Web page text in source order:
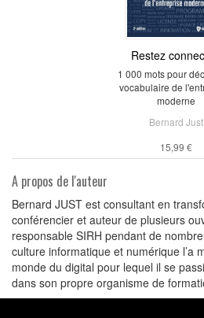
Restez
1 000 mots pour
vocabulaire de
moderne
Bernard Just
15,99 €
A propos de l'auteur
Bernard JUST est consultant en
conférencier et auteur de plusieurs
responsable SIRH pendant de
culture informatique et numérique l’a
monde du digital pour lequel il se
dans son propre organisme de